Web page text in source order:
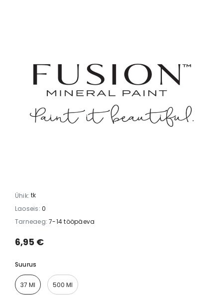
Ühik: tk
Laoseis: 0
Tarneaeg: 7-14 tööpäeva
6,95 €
Suurus
37 Ml 500 Ml